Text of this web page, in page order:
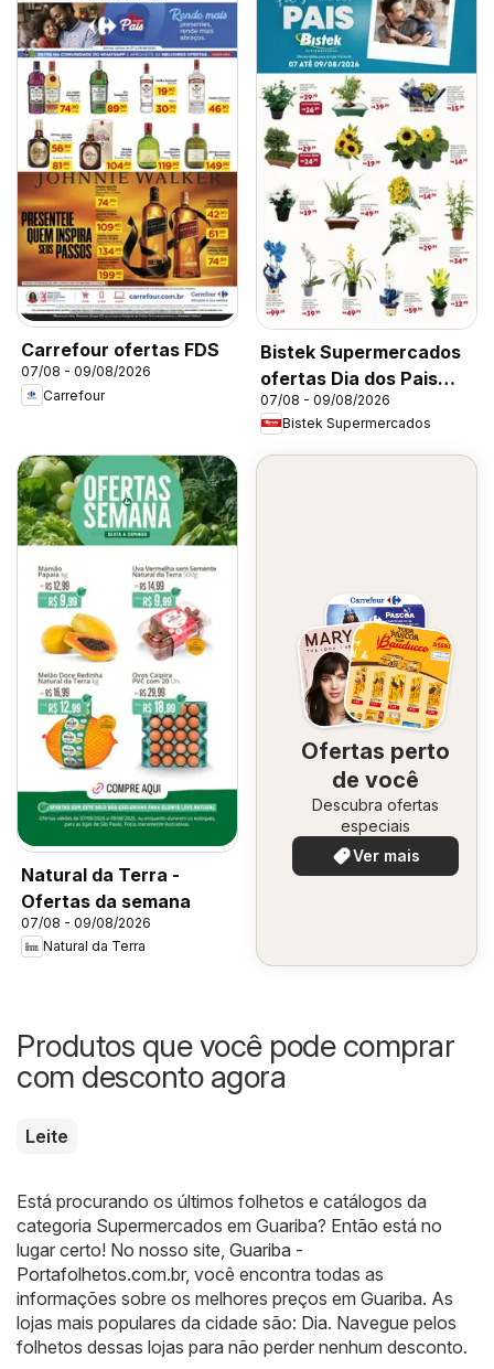
Carrefour ofertas FDS
07/08 - 09/08/2026
Carrefour
Bistek Supermercados
ofertas Dia dos Pais
Flores
07/08 - 09/08/2026
Bistek Supermercados
Natural da Terra -
Ofertas da semana
07/08 - 09/08/2026
Natural da Terra
Ofertas perto
de você
Descubra ofertas
especiais
Ver mais
Produtos que você pode comprar
com desconto agora
Leite
Está procurando os últimos folhetos e catálogos da
categoria Supermercados em Guariba? Então está no
lugar certo! No nosso site, Guariba -
Portafolhetos.com.br, você encontra todas as
informações sobre os melhores preços em Guariba. As
lojas mais populares da cidade são: Dia. Navegue pelos
folhetos dessas lojas para não perder nenhum desconto.